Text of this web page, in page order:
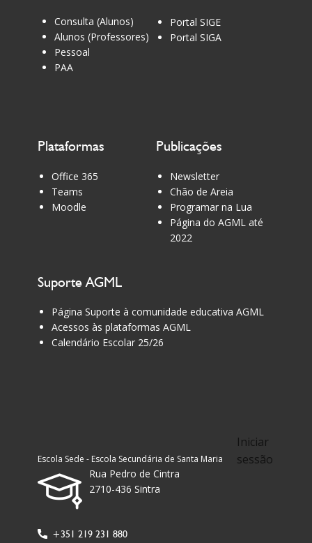
parabéns ao ator Sérgio Afonso pela
excelente interpretação de João da Ega,
não faltando a fotografia!
Consulta (Alunos)
Alunos (Professores)
Pessoal
PAA
Portal SIGE
Portal SIGA
Plataformas
Office 365
Teams
Moodle
Publicações
Newsletter
Chão de Areia
Programar na Lua
Página do AGML até
2022
Suporte AGML
Página Suporte à comunidade educativa AGML
Acessos às plataformas AGML
Calendário Escolar 25/26
Iniciar
sessão
Escola Sede - Escola Secundária de Santa Maria
Rua Pedro de Cintra
2710-436 Sintra
+351 219 231 880